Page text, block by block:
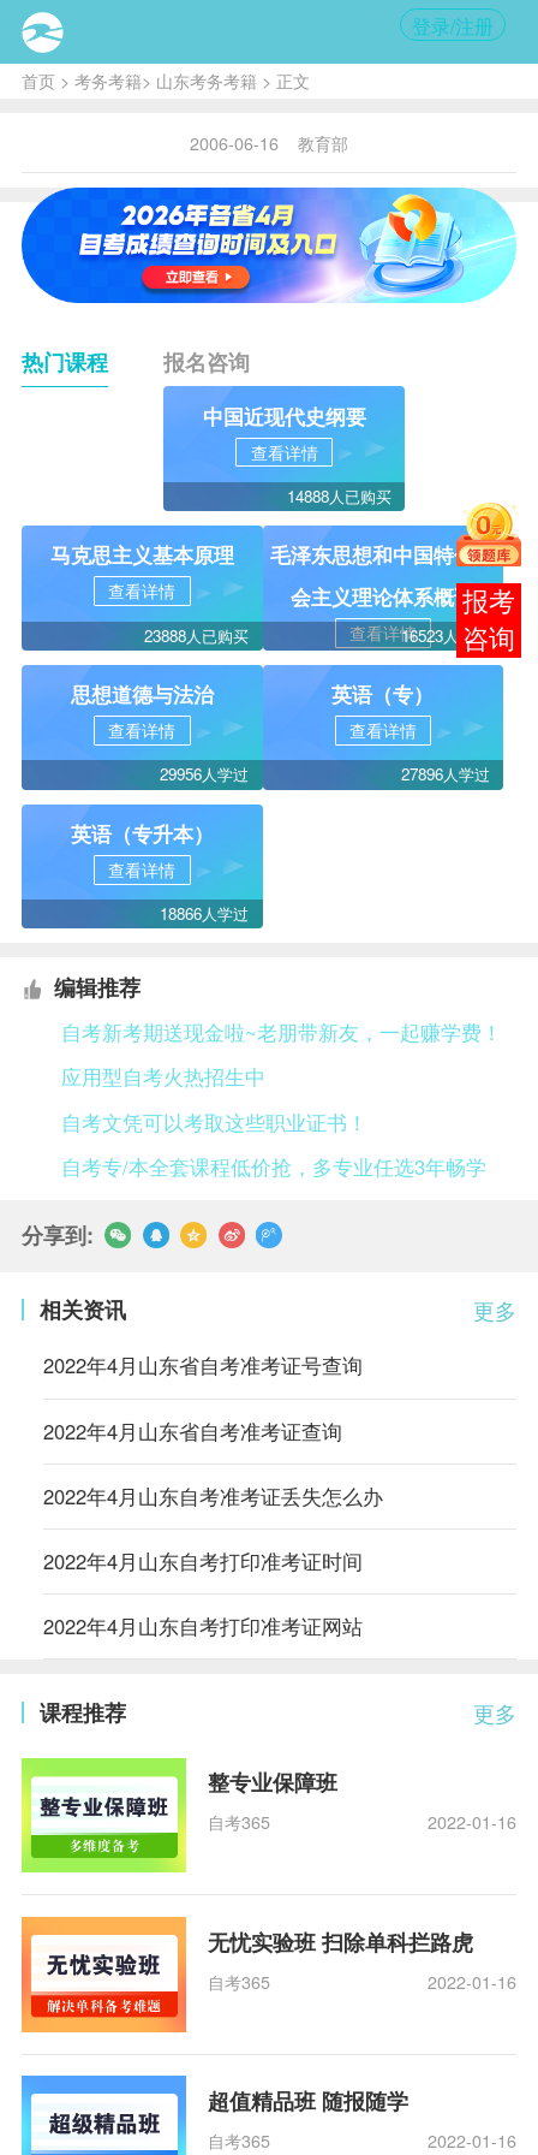
登录/注册
首页> 考务考籍> 山东考务考籍 > 正文
2006-06-16 教育部
热门课程 报名咨询
中国近现代史纲要
查看详情
14888人已购买
马克思主义基本原理
查看详情
23888人已购买
毛泽东思想和中国特色社
会主义理论体系概论
查看详情16523人学过
思想道德与法治
查看详情
29956人学过
英语（专）
查看详情
27896人学过
英语（专升本）
查看详情
18866人学过
编辑推荐
自考新考期送现金啦~老朋带新友，一起赚学费！
应用型自考火热招生中
自考文凭可以考取这些职业证书！
自考专/本全套课程低价抢，多专业任选3年畅学
分享到:
更多
相关资讯
2022年4月山东省自考准考证号查询
2022年4月山东省自考准考证查询
2022年4月山东自考准考证丢失怎么办
2022年4月山东自考打印准考证时间
2022年4月山东自考打印准考证网站
更多
课程推荐
整专业保障班
自考365 2022-01-16
无忧实验班 扫除单科拦路虎
自考365 2022-01-16
超值精品班 随报随学
自考365 2022-01-16
报考
咨询